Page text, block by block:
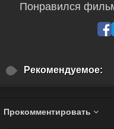
Понравился
Рекомендуемое:
Прокомментировать